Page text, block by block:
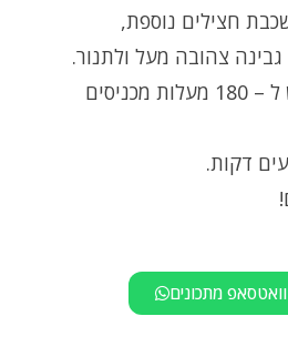
חצילים נוספת,
צהובה מעל ולתנור.
בתנור שחומם מראש ל – 180 מעלות מכניסים
דקות.
מתכונים